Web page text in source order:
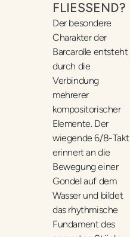
FLIESSEND?
Der besondere
Charakter der
Barcarolle entsteht
durch die
Verbindung
mehrerer
kompositorischer
Elemente. Der
wiegende 6/8-Takt
erinnert an die
Bewegung einer
Gondel auf dem
Wasser und bildet
das rhythmische
Fundament des